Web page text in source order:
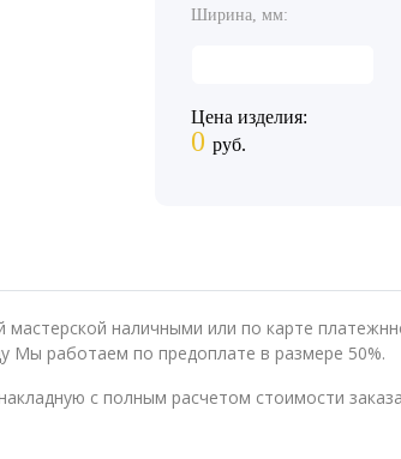
Ширина, мм:
Цена изделия:
0 руб.
мастерской наличными или по карте
Мы работаем по предоплате в размере 50%.
с полным расчетом стоимости